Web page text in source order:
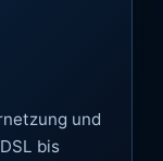
und
bis